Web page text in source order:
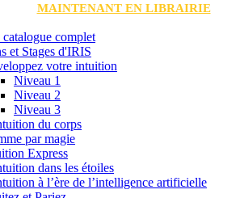
MAINTENANT EN LIBRAIRIE
complet
et Stages d'IRIS
votre intuition
Niveau 1
Niveau 2
Niveau 3
du corps
par magie
Express
dans les étoiles
à l’ère de l’intelligence artificielle